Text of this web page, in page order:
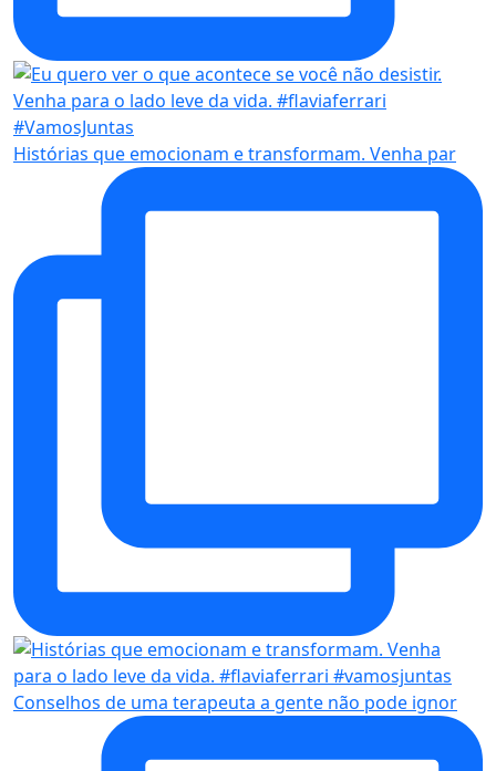
Histórias que emocionam e transformam. Venha par
Conselhos de uma terapeuta a gente não pode ignor